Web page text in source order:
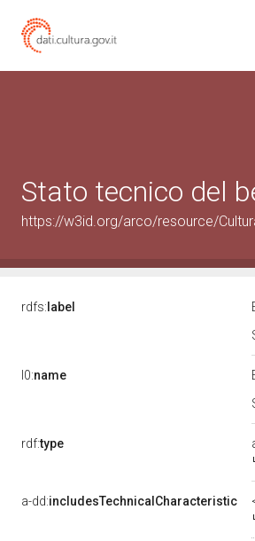
Stato tecnico del
https://w3id.org/arco/resource/
rdfs: label
l0:name
rdf:type
a-dd:includesTechnicalCharacteristic